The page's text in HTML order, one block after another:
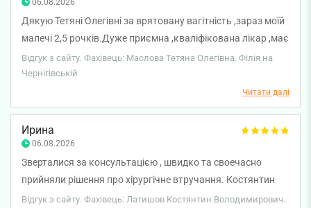
06.08.2026
Дякую Тетяні Олегівні за врятовану вагітність ,зараз моїй
малечі 2,5 рочків.Дуже приємна ,кваліфікована лікар ,має
підхід до пацієнтів,ніякого дискомфорту.Була пару раз на
прийомі завжди все розкаже ,поясне ,якісне лікування.
Відгук з сайту. Фахівець: Маслова Тетяна Олегівна. Філія на
Чернігівській
Читати далі
Ирина
06.08.2026
Зверталися за консультацією , швидко та своечасно
прийняли рішення про хірургічне втручання. Костянтин
Володимирович дуже доступно все пояснював дитині не
Відгук з сайту. Фахівець: Латишов Костянтин Володимирович.